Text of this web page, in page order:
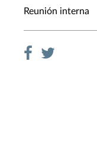
Reunión interna